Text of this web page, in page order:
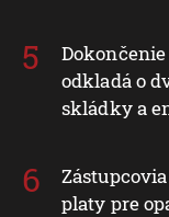
odkladá o
skládky a
platy pre